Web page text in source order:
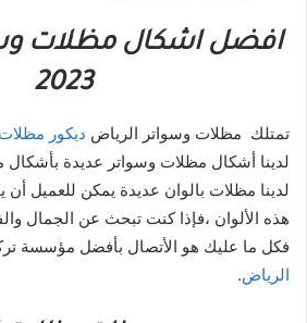
افضل اشكال مظلات
2023
تمتلك مظلات وسواتر الرياض ديكور مظلات
لدينا مظلات بالوان عديدة يمكن للعميل أن
هذه الألوان ،فإذا كنت تبحث عن الجمال
فكل ما عليك هو الأتصال بأفضل مؤسسة
الرياض.